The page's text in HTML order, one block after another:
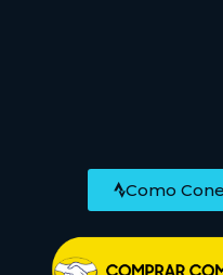
Como